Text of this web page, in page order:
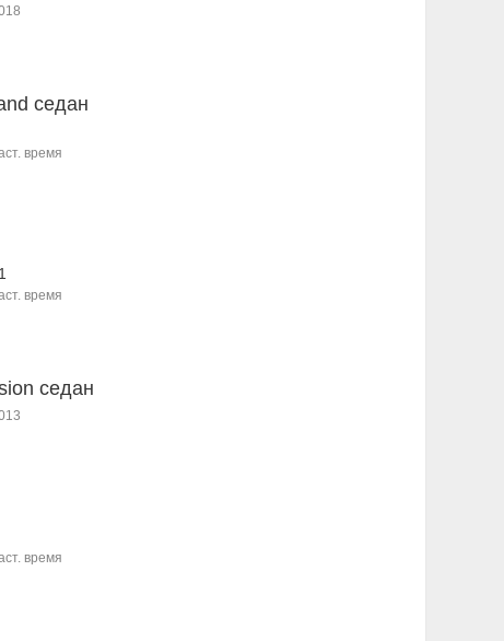
седан
время
время
седан
время